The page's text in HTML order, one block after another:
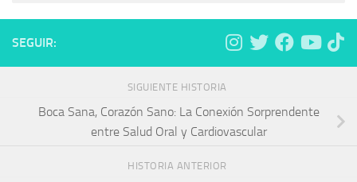
SEGUIR:
SIGUIENTE HISTORIA
Boca Sana, Corazón Sano: La Conexión Sorprendente
entre Salud Oral y Cardiovascular
HISTORIA ANTERIOR